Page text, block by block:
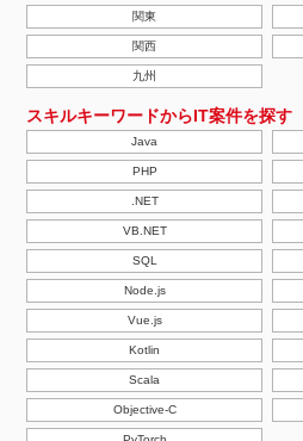
関東
関西
九州
スキルキーワードからIT案件を探す
Java
PHP
.NET
VB.NET
SQL
Node.js
Vue.js
Kotlin
Scala
Objective-C